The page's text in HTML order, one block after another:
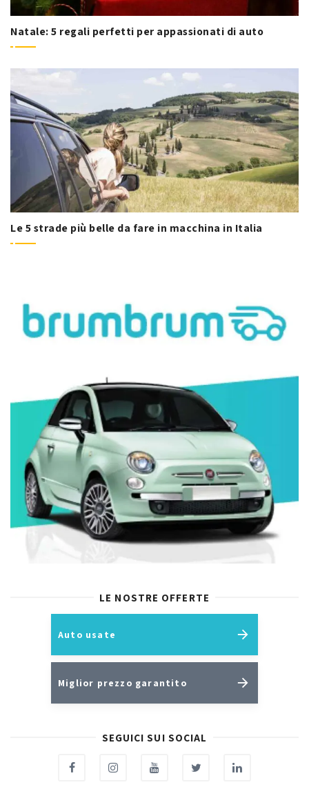
Natale: 5 regali perfetti per appassionati di auto
Le 5 strade più belle da fare in macchina in Italia
LE NOSTRE OFFERTE
Auto usate
Miglior prezzo garantito
SEGUICI SUI SOCIAL